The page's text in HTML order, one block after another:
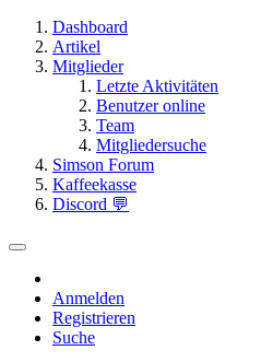
Dashboard
Artikel
Mitglieder
Letzte Aktivitäten
Benutzer online
Team
Mitgliedersuche
Simson Forum
Kaffeekasse
Discord 💬
Anmelden
Registrieren
Suche